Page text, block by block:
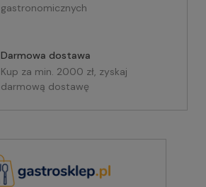
gastronomicznych
Darmowa dostawa
Kup za min. 2000 zł, zyskaj
darmową dostawę